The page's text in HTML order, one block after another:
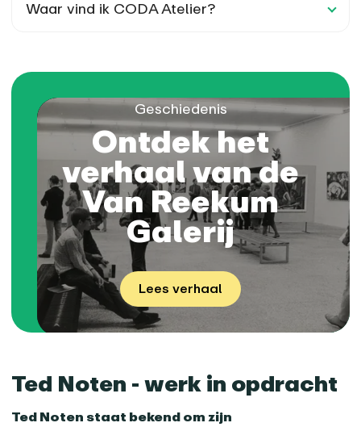
Waar vind ik CODA Atelier?
Geschiedenis
Ontdek het
verhaal van de
Van Reekum
Galerij
Lees verhaal
Ted Noten - werk in opdracht
Ted Noten staat bekend om zijn